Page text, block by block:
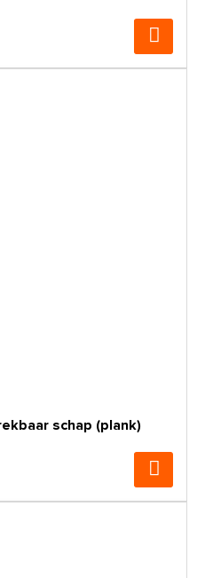
schap (plank)